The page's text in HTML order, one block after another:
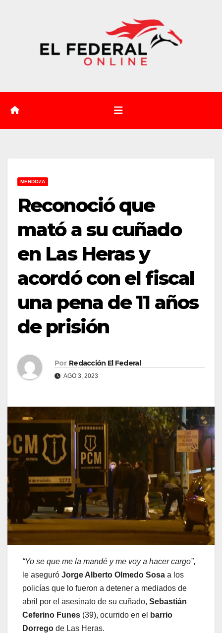
MENDOZA
Reconoció que
mató a su cuñado
en Las Heras y
acordó con el fiscal
una pena de 11 años
de prisión
Por Redacción El Federal
AGO 3, 2023
“Yo se que me la mandé y me voy a hacer cargo”,
le aseguró Jorge Alberto Olmedo Sosa a los
policías que lo fueron a detener a mediados de
abril por el asesinato de su cuñado, Sebastián
Ceferino Funes (39), ocurrido en el
barrio
Dorrego de Las Heras.